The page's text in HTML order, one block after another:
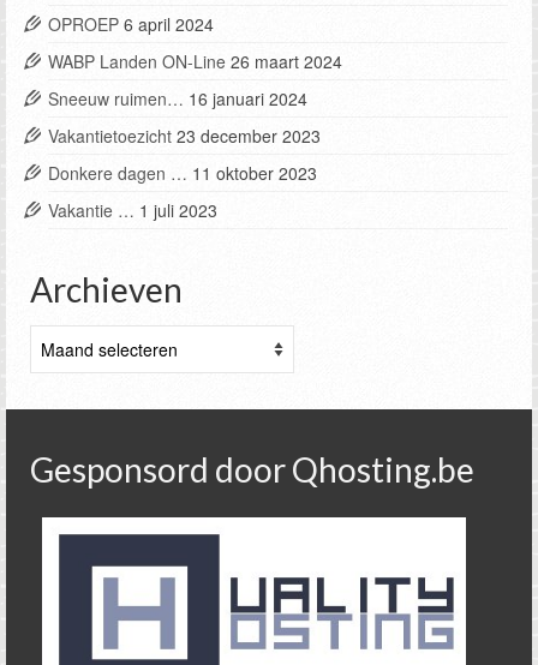
OPROEP 6 april 2024
WABP Landen ON-Line 26 maart 2024
Sneeuw ruimen… 16 januari 2024
Vakantietoezicht 23 december 2023
Donkere dagen … 11 oktober 2023
Vakantie … 1 juli 2023
Archieven
Gesponsord door Qhosting.be